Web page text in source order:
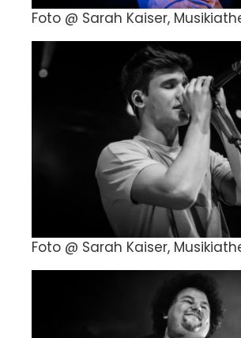
Foto @ Sarah Kaiser,
Foto @ Sarah Kaiser,